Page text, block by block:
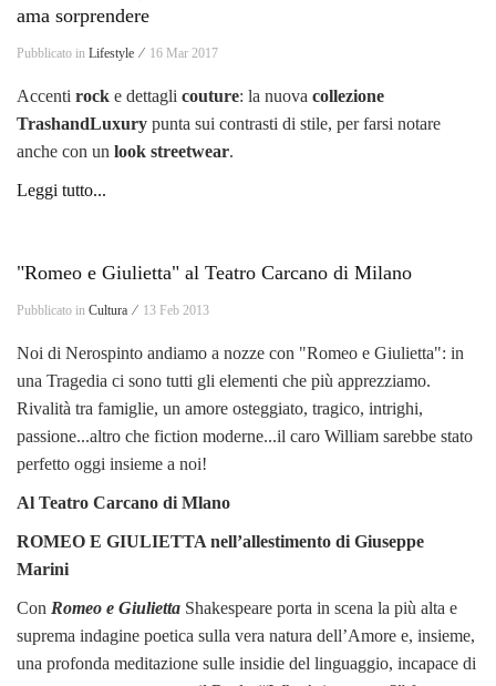
ama sorprendere
Pubblicato in Lifestyle ⁄ 16 Mar 2017
Accenti rock e dettagli couture: la nuova collezione
TrashandLuxury punta sui contrasti di stile, per farsi notare
anche con un look streetwear.
Leggi tutto...
"Romeo e Giulietta" al Teatro Carcano di Milano
Pubblicato in Cultura ⁄ 13 Feb 2013
Noi di Nerospinto andiamo a nozze con "Romeo e Giulietta": in
una Tragedia ci sono tutti gli elementi che più apprezziamo.
Rivalità tra famiglie, un amore osteggiato, tragico, intrighi,
passione...altro che fiction moderne...il caro William sarebbe stato
perfetto oggi insieme a noi!
Al Teatro Carcano di Mlano
ROMEO E GIULIETTA nell’allestimento di Giuseppe
Marini
Con Romeo e Giulietta Shakespeare porta in scena la più alta e
suprema indagine poetica sulla vera natura dell’Amore e, insieme,
una profonda meditazione sulle insidie del linguaggio, incapace di